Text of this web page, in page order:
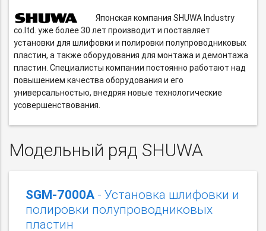
Японская компания SHUWA Industry
co.ltd. уже более 30 лет производит и поставляет
установки для шлифовки и полировки полупроводниковых
пластин, а также оборудования для монтажа и демонтажа
пластин. Специалисты компании постоянно работают над
повышением качества оборудования и его
универсальностью, внедряя новые технологические
усовершенствования.
Модельный ряд SHUWA
SGM-7000А - Установка шлифовки и
полировки полупроводниковых
пластин